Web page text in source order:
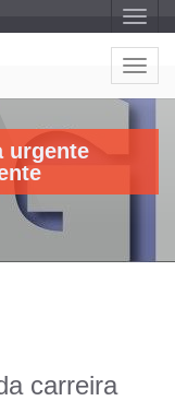
A
l
t
e
r
a
g
o
A
l
t
e
a
a
urgente
carreira